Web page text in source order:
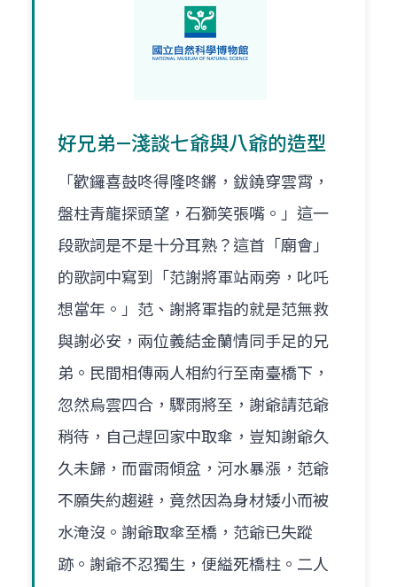
好兄弟—淺談七爺與八爺的造型
「歡鑼喜鼓咚得隆咚鏘，鈸鐃穿雲霄，
盤柱青龍探頭望，石獅笑張嘴。」這一
段歌詞是不是十分耳熟？這首「廟會」
的歌詞中寫到「范謝將軍站兩旁，叱吒
想當年。」范、謝將軍指的就是范無救
與謝必安，兩位義結金蘭情同手足的兄
弟。民間相傳兩人相約行至南臺橋下，
忽然烏雲四合，驟雨將至，謝爺請范爺
稍待，自己趕回家中取傘，豈知謝爺久
久未歸，而雷雨傾盆，河水暴漲，范爺
不願失約趨避，竟然因為身材矮小而被
水淹沒。謝爺取傘至橋，范爺已失蹤
跡。謝爺不忍獨生，便縊死橋柱。二人